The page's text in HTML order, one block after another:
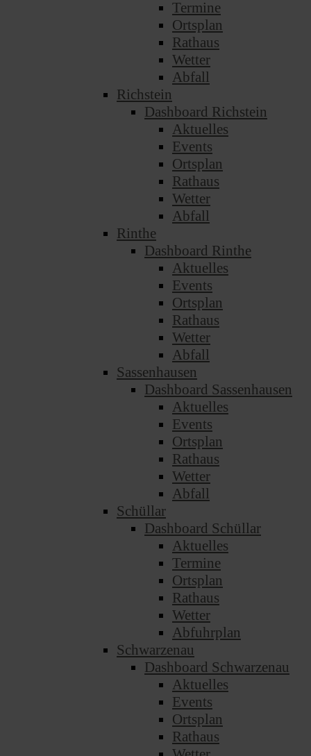
Termine
Ortsplan
Rathaus
Wetter
Abfall
Richstein
Dashboard Richstein
Aktuelles
Events
Ortsplan
Rathaus
Wetter
Abfall
Rinthe
Dashboard Rinthe
Aktuelles
Events
Ortsplan
Rathaus
Wetter
Abfall
Sassenhausen
Dashboard Sassenhausen
Aktuelles
Events
Ortsplan
Rathaus
Wetter
Abfall
Schüllar
Dashboard Schüllar
Aktuelles
Termine
Ortsplan
Rathaus
Wetter
Abfuhrplan
Schwarzenau
Dashboard Schwarzenau
Aktuelles
Events
Ortsplan
Rathaus